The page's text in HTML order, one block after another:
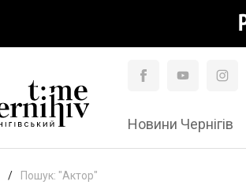
Новини Чернігів
Пошук: "Актор"